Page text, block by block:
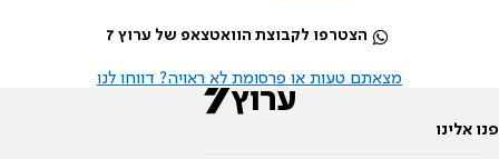
הצטרפו לקבוצת הוואטצאפ של ערוץ 7
מצאתם טעות או פרסומת לא ראויה? דווחו לנו
פנו אלינו